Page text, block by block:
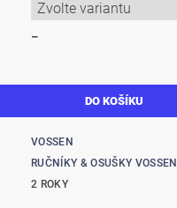
–
VOSSEN
RUČNÍKY & OSUŠKY VOSSEN
2 ROKY